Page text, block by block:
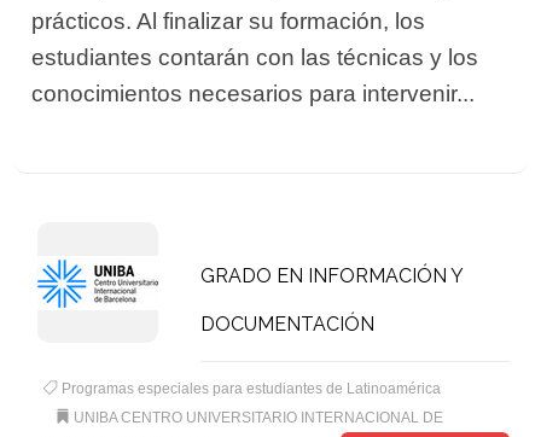
prácticos. Al finalizar su formación, los
estudiantes contarán con las técnicas y los
conocimientos necesarios para intervenir...
GRADO EN INFORMACIÓN Y
DOCUMENTACIÓN
Programas especiales para estudiantes de Latinoamérica
UNIBA CENTRO UNIVERSITARIO INTERNACIONAL DE